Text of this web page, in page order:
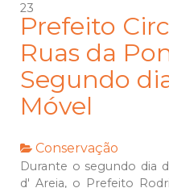
23
Prefeito
Ruas da
Segundo
Móvel
Conservação
Durante o segundo dia
d' Areia, o Prefeito